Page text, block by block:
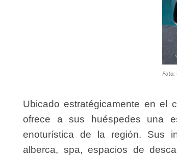
Foto:
Ubicado estratégicamente en el
ofrece a sus huéspedes una
enoturística de la región. Sus
alberca, spa, espacios de